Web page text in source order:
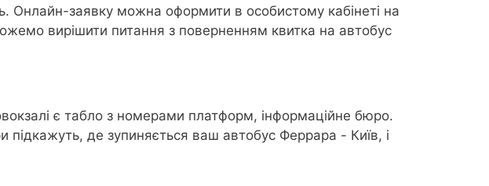
Онлайн-заявку можна оформити в особистому кабінеті на
вирішити питання з поверненням квитка на автобус
є табло з номерами платформ, інформаційне бюро.
підкажуть, де зупиняється ваш автобус Феррара - Київ, і